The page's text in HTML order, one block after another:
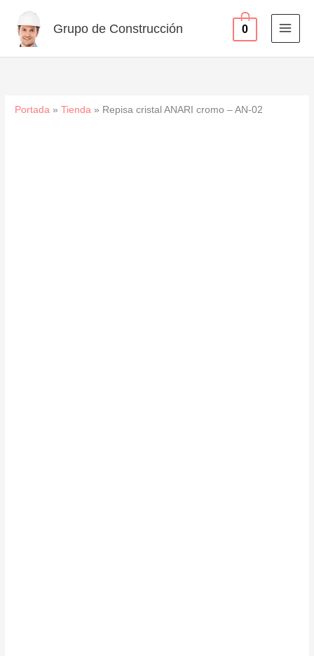
contenido
Grupo de Construcción 0
Portada »Tienda » Repisa cristal ANARI cromo – AN-02
02
cantidad